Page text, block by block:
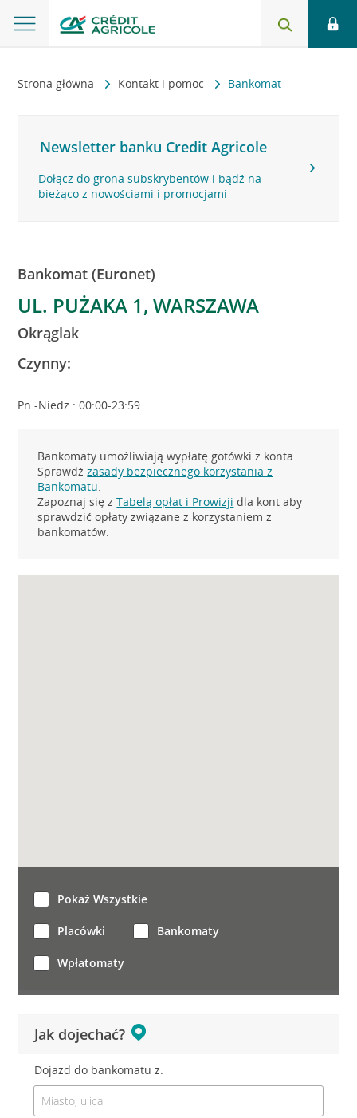
Strona główna Kontakt i pomoc Bankomat
Newsletter banku Credit Agricole
Dołącz do grona subskrybentów i bądź na
bieżąco z nowościami i promocjami
Bankomat (Euronet)
UL. PUŻAKA 1, WARSZAWA
Okrąglak
Czynny:
Pn.-Niedz.: 00:00-23:59
Bankomaty umożliwiają wypłatę gotówki z konta.
Sprawdźzasady bezpiecznego korzystania z
Bankomatu.
Zapoznaj się zTabelą opłat i Prowizji dla kont aby
sprawdzić opłaty związane z korzystaniem z
bankomatów.
Jak dojechać?
Dojazd do bankomatu z:
Pokaż Wszystkie
Placówki Bankomaty
Wpłatomaty